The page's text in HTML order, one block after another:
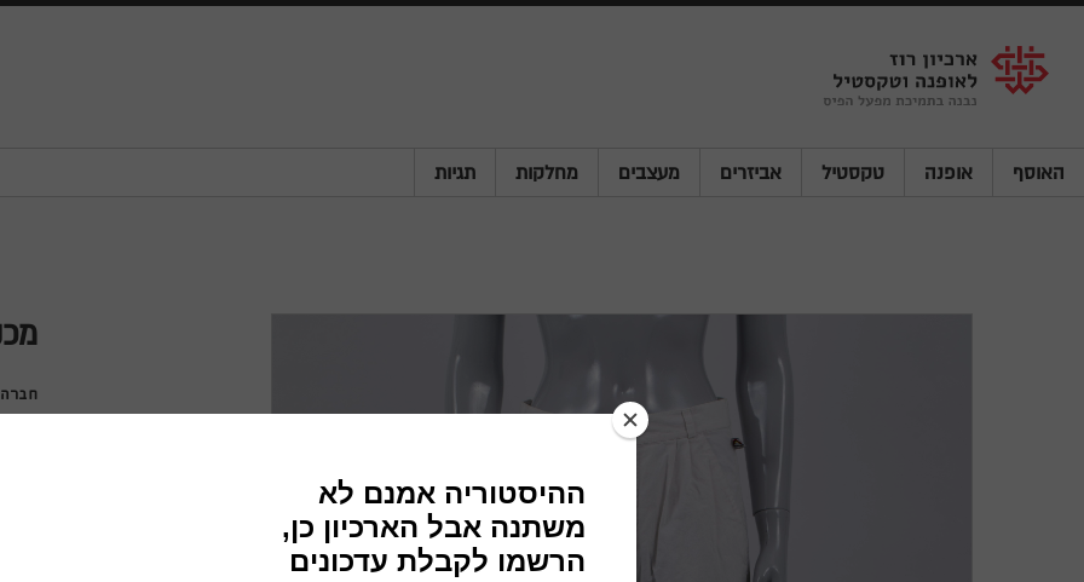
Shenkar
Logo
האוסף אופנה טקסטיל אביזרים מעצבים מחלקות תגיות
חברה